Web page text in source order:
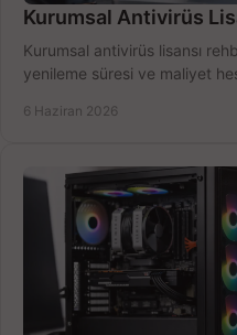
Kurumsal Antivirüs
Kurumsal antivirüs lisansı
yenileme süresi ve maliyet
6 Haziran 2026